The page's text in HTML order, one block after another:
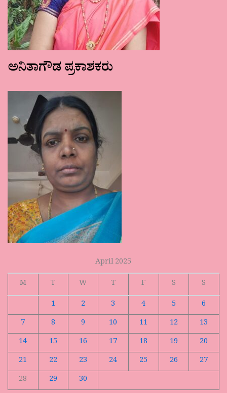
ಅನಿತಾಗೌಡ ಪ್ರಕಾಶಕರು
April 2025
M
T W T F S
S
1
2 3 4 5
6
7
8 9 10 11 12
13
14
15 16 17 18 19
20
21
22 23 24 25 26
27
28
29 30